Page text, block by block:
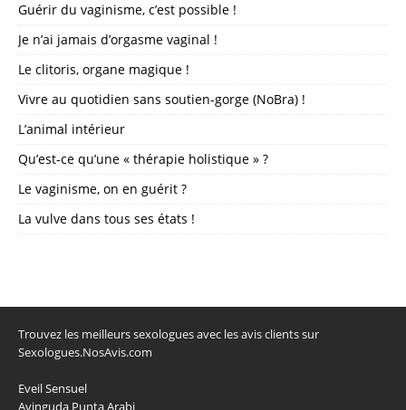
Guérir du vaginisme, c’est possible !
Je n’ai jamais d’orgasme vaginal !
Le clitoris, organe magique !
Vivre au quotidien sans soutien-gorge (NoBra) !
L’animal intérieur
Qu’est-ce qu’une « thérapie holistique » ?
Le vaginisme, on en guérit ?
La vulve dans tous ses états !
Trouvez les meilleurs sexologues avec les avis clients sur
Sexologues.NosAvis.com
Eveil Sensuel
Avinguda Punta Arabi